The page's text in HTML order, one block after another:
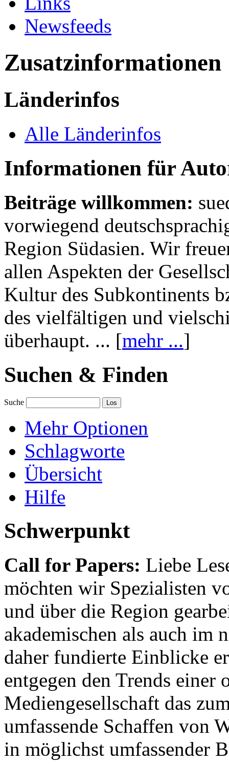
Newsfeeds
Zusatzinformationen
Länderinfos
Alle Länderinfos
Informationen für
Beiträge willkommen:
vorwiegend
Region Südasien. Wir
allen Aspekten der
Kultur des Subkontinents
des vielfältigen und
überhaupt. ... [mehr ...]
Suchen & Finden
Suche
Mehr Optionen
Schlagworte
Übersicht
Hilfe
Schwerpunkt
Call for Papers: Liebe
möchten wir Spezialisten
und über die Region
akademischen als auch im
daher fundierte Einblicke
entgegen den Trends einer
Mediengesellschaft das
umfassende Schaffen von
in möglichst umfassender